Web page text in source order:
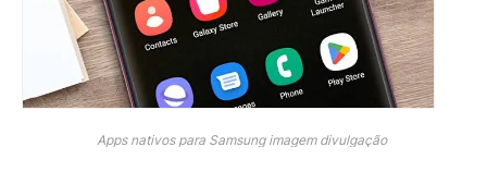
Apps nativos para Samsung imagem divulgação